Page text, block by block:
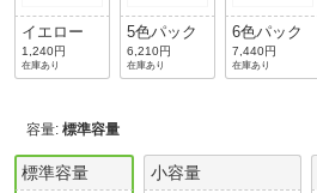
イエロー
1,240円
在庫あり
5色パック
6,210円
在庫あり
6色パック
7,440円
在庫あり
容量:標準容量
標準容量 小容量